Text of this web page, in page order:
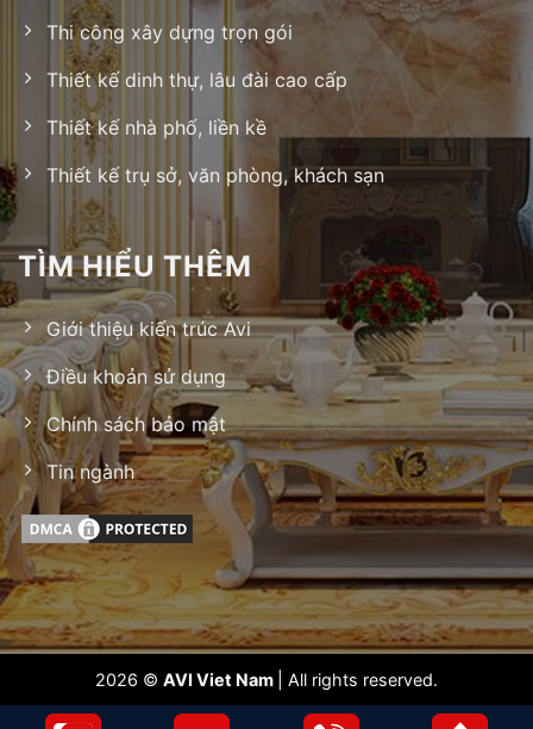
Thi công xây dựng trọn gói
Thiết kế dinh thự, lâu đài cao cấp
Thiết kế nhà phố, liền kề
Thiết kế trụ sở, văn phòng, khách sạn
TÌM HIỂU THÊM
Giới thiệu kiến trúc Avi
Điều khoản sử dụng
Chính sách bảo mật
Tin ngành
2026 © AVI Viet Nam | All rights reserved.